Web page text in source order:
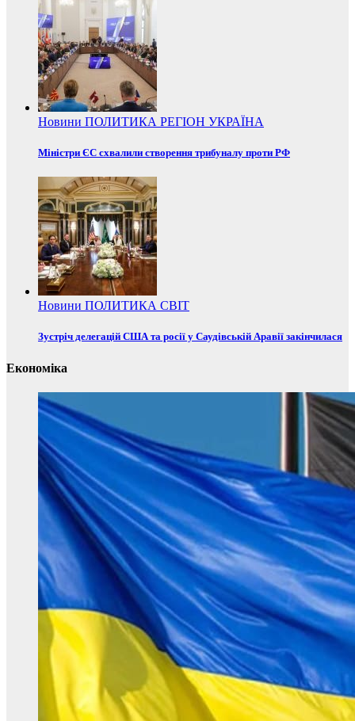
Новини ПОЛИТИКА РЕГІОН УКРАЇНА
Міністри ЄС схвалили створення трибуналу проти РФ
Новини ПОЛИТИКА СВІТ
Зустріч делегацій США та росії у Саудівській Аравії закінчилася
Економіка